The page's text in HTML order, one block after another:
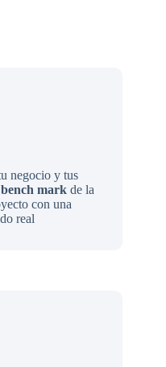
negocio y tus
bench mark de la
con una
real